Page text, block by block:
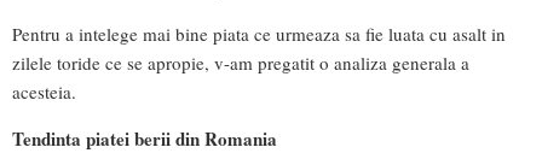
Pentru a intelege mai bine piata ce urmeaza sa fie luata cu asalt in
zilele toride ce se apropie, v-am pregatit o analiza generala a
acesteia.
Tendinta piatei berii din Romania